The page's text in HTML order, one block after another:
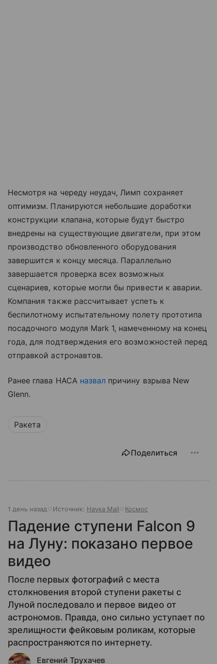
Несмотря на череду неудач, Лимп сохраняет
оптимизм. Планируются небольшие доработки
конструкции клапана, которые будут быстро
внедрены на существующие двигатели, при этом
производство обновленного оборудования
завершится к концу месяца. Параллельно
завершается проверка всех возможных
сценариев, которые могли бы привести к аварии.
Компания также рассчитывает успеть к
беспилотному испытательному полету прототипа
посадочного модуля Mark 1, намеченному на конец
года, для подтверждения его возможностей перед
отправкой астронавтов.
Ранее глава НАСА назвал причину взрыва New
Glenn.
Ракета
Поделиться
1 день назад Источник: Наука Mail Космос
Падение ступени Falcon 9
на Луну: показано первое
видео
После первых фотографий с места
столкновения второй ступени ракеты с
Луной последовало и первое видео от
астрономов. Правда, оно сильно уступает по
зрелищности фейковым роликам, которые
распространяются по интернету.
Евгений Трухачев